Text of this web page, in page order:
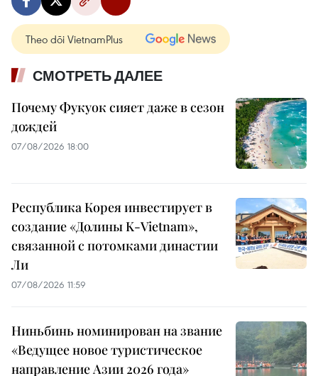
Theo dõi VietnamPlus
СМОТРЕТЬ ДАЛЕЕ
Почему Фукуок сияет даже в сезон
дождей
07/08/2026 18:00
Республика Корея инвестирует в
создание «Долины K-Vietnam»,
связанной с потомками династии
Ли
07/08/2026 11:59
Ниньбинь номинирован на звание
«Ведущее новое туристическое
направление Азии 2026 года»